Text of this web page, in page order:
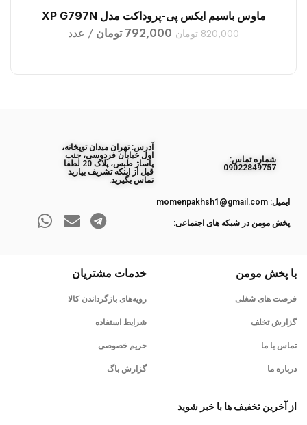
افزودن به سبد خرید
ماوس باسیم ایکس پی-پروداکت مدل XP G797N
820,000 تومان 792,000 تومان عدد
ﺷﻤﺎره ﺗﻤﺎس:
09022849757
آدرس: تهران میدان توپخانه،
اول خیابان فردوسی، جنب
پاساژ طبس، پلاک 20 لطفا
قبل از اینکه تشریف بیارید
تماس بگیرید.
ایمیل: momenpakhsh1@gmail.com
پخش مومن در شبکه های اجتماعی:
با پخش مومن
فرصت های شغلی
گزارش تخلف
تماس با ما
درباره ما
خدمات مشتریان
رویه‌های بازگرداندن کالا
شرایط استفاده
حریم خصوصی
گزارش باگ
از آخرین تخفیف ها با خبر شوید